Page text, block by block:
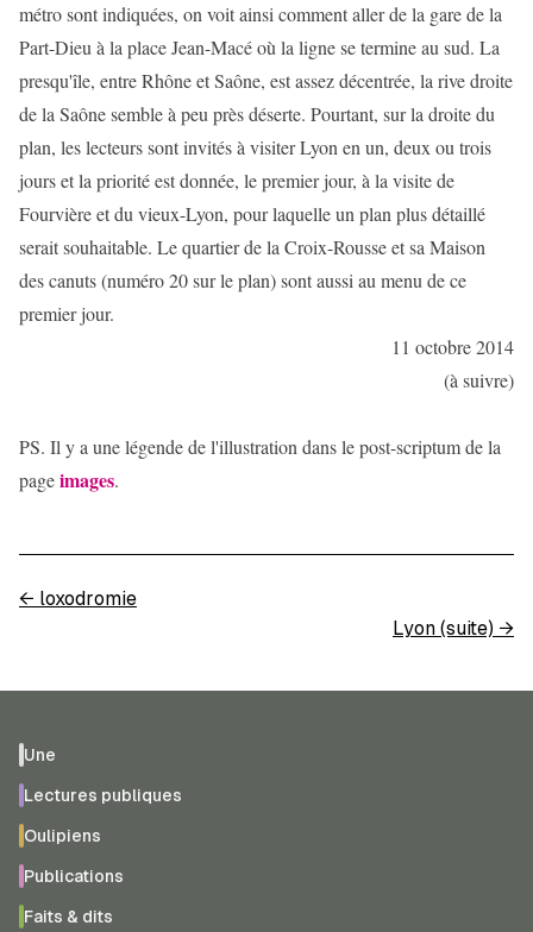
métro sont indiquées, on voit ainsi comment aller de la gare de la
Part-Dieu à la place Jean-Macé où la ligne se termine au sud. La
presqu'île, entre Rhône et Saône, est assez décentrée, la rive droite
de la Saône semble à peu près déserte. Pourtant, sur la droite du
plan, les lecteurs sont invités à visiter Lyon en un, deux ou trois
jours et la priorité est donnée, le premier jour, à la visite de
Fourvière et du vieux-Lyon, pour laquelle un plan plus détaillé
serait souhaitable. Le quartier de la Croix-Rousse et sa Maison
des canuts (numéro 20 sur le plan) sont aussi au menu de ce
premier jour.
11 octobre 2014
(à suivre)
PS. Il y a une légende de l'illustration dans le post-scriptum de la
pageimages.
← loxodromie
Lyon (suite) →
Une
Lectures publiques
Oulipiens
Publications
Faits & dits